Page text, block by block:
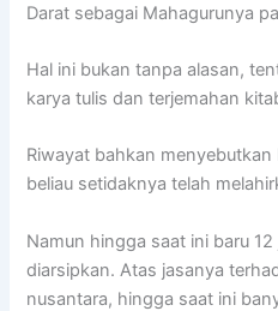
Darat sebagai Mahagurunya
Hal ini bukan tanpa alasan,
karya tulis dan terjemahan
Riwayat bahkan
beliau setidaknya telah
Namun hingga saat ini baru
diarsipkan. Atas jasanya
nusantara, hingga saat ini